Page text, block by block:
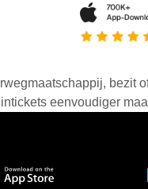
bezit
eenvoudiger